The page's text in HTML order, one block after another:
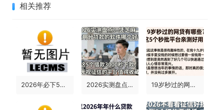
相关推荐
2026年必下5000的稳定网贷平台盘点，这5个包通过的口子速来围观 2026实测盘点：凭芝麻信用分贷款的软件哪个好？这5个借款3000秒下款、无视征信的平台值得收藏 19岁秒过的网贷有哪些？这5个秒批平台亲测好用